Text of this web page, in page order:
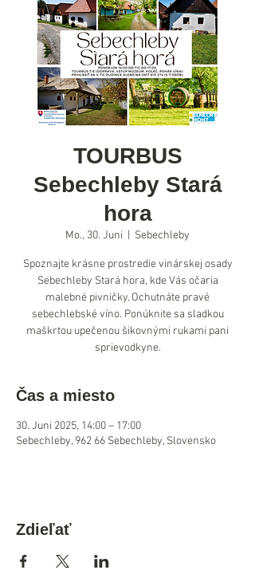
TOURBUS
Sebechleby Stará
hora
Mo., 30. Juni Sebechleby
Spoznajte krásne prostredie vinárskej osady
Sebechleby Stará hora, kde Vás očaria
malebné pivničky. Ochutnáte pravé
sebechlebské víno. Ponúknite sa sladkou
maškrtou upečenou šikovnými rukami pani
sprievodkyne.
Čas a miesto
30. Juni 2025, 14:00 – 17:00
Sebechleby, 962 66 Sebechleby, Slovensko
Zdieľať